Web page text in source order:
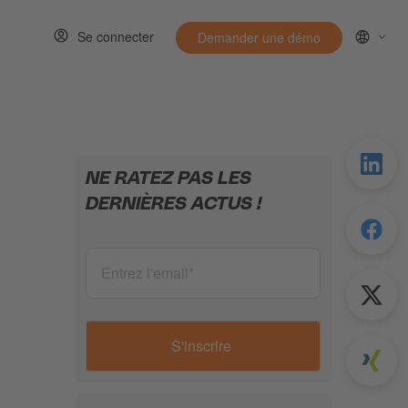
submenu for Entirely
Se connecter Demander une démo
NE RATEZ PAS LES
DERNIÈRES ACTUS !